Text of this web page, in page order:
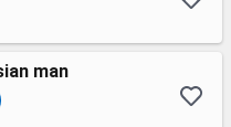
man